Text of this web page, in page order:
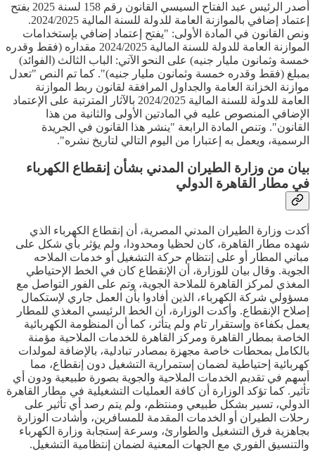
أصدر الرئيس عبد الفتاح السيسي القانون رقم 158 لسنة 2025 بفتح
إعتماد إضافي بالموازنة العامة للدولة للسنة المالية 2024/2025.
ونص القانون في المادة الأولى: "يفتح إعتماد إضافي بإستخدامات
الموازنة العامة للدولة للسنة المالية 2024/2025 مقداره (فقط وقدره
خمسة وثمانون مليار جنيه) على النحو الآتي: الباب الثالث (الفوائد)
بمبلغ (فقط وقدره خمسة وثمانون مليار جنيه)". كما تم النص "تعدل
موازنة الخزانة العامة والجداول المرافقة لقانون ربط الموازنة
العامة للدولة للسنة المالية 2024/2025 بالآثار المترتبة على الإعتماد
الإضافي المنصوص عليه في المادتين الأولى والثانية من هذا
القانون". وتنص المادة الرابعة "ينشر هذا القانون في الجريدة
الرسمية، ويعمل به إعتبارا من اليوم التالي لتاريخ نشره".
بيان من وزارة الطيران المدني بشأن إنقطاع الكهرباء
في مطار القاهرة الدولي
أكدت وزارة الطيران المدني المصرية، أن إنقطاع الكهرباء الذي
شهده مطار القاهرة، كان لحظيا ومحدودا، ولم يؤثر بأي شكل على
مباني المطار أو على إنتظام حركة التشغيل أو خدمات الملاحه
الجوية. وقال بيان للوزارة، أن الإنقطاع كان في الخط الإحتياطي
المغذي لمركز القاهرة للملاحة الجوية، وتم على الفور التواصل مع
مسؤولي شركة الكهرباء، الذين أفادوا بأن العمل جاري لإستكمال
إصلاح الإنقطاع. وأكدت الوزارة، أن الخط الرئيسي المغذي للمطار
يعمل بكفاءة وإستقرار تام ولم يتأثر، كما أن المنظومة الكهربائية
الخاصة بمطار القاهرة ومركز القاهرة للخدمات الملاحية مؤمنة
بالكامل بمحطات خاصة مجهزة بمصادر تبادلية، بالإضافة لمولدات
كهربائية إحتياطية لضمان إستمرارية التشغيل دون إنقطاع، مما
أسهم في تقديم الخدمات الملاحية والجوية بصورة طبيعية ودون أي
تأثير. كما تؤكد الوزارة أن كافة العمليات التشغيلية في مطار القاهرة
الدولي، تسير بشكل طبيعي ومنتظم، ولم يتم رصد أي تأثير على
رحلات الطيران أو الخدمات المقدمة للمسافرين، وأشادت الوزارة
بجاهزية فرق التشغيل والطوارئ، وسرعة إستجابة وزارة الكهرباء
والتنسيق الفوري مع الجهات المعنية لضمان إنتظامية التشغيل.